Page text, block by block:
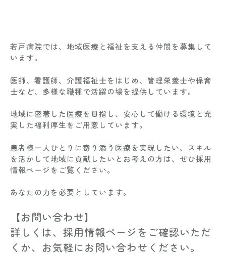
若戸病院では、地域医療と福祉を支える仲間を募集して
います。
医師、看護師、介護福祉士をはじめ、管理栄養士や保育
士など、多様な職種で活躍の場を提供しています。
地域に密着した医療を目指し、安心して働ける環境と充
実した福利厚生をご用意しています。
患者様一人ひとりに寄り添う医療を実現したい、スキル
を活かして地域に貢献したいとお考えの方は、ぜひ採用
情報ページをご覧ください。
あなたの力を必要としています。
【お問い合わせ】
詳しくは、採用情報ページをご確認いただ
くか、お気軽にお問い合わせください。